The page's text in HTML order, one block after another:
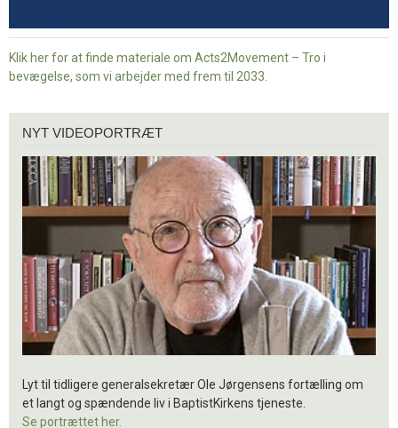
Klik her for at finde materiale om Acts2Movement – Tro i
bevægelse, som vi arbejder med frem til 2033.
videoportræt
NYT VIDEOPORTRÆT
Lyt til tidligere generalsekretær Ole Jørgensens fortælling om
et langt og spændende liv i BaptistKirkens tjeneste.
Se portrættet her.